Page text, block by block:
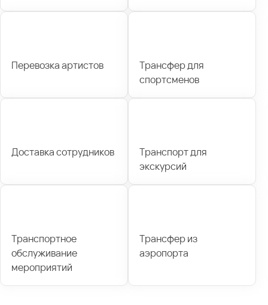
Перевозка артистов
Трансфер для
спортсменов
Доставка сотрудников
Транспорт для
экскурсий
Транспортное
обслуживание
мероприятий
Трансфер из
аэропорта